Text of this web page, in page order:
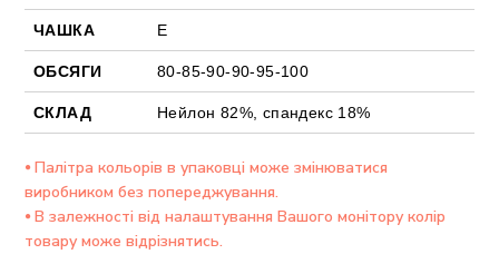
ЧАШКА Е
ОБСЯГИ 80-85-90-90-95-100
СКЛАД Нейлон 82%, спандекс 18%
⦁ Палітра кольорів в упаковці може змінюватися
виробником без попереджування.
⦁ В залежності від налаштування Вашого монітору колір
товару може відрізнятись.